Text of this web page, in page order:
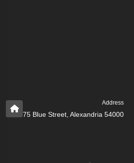
Address
75 Blue Street, Alexandria 54000